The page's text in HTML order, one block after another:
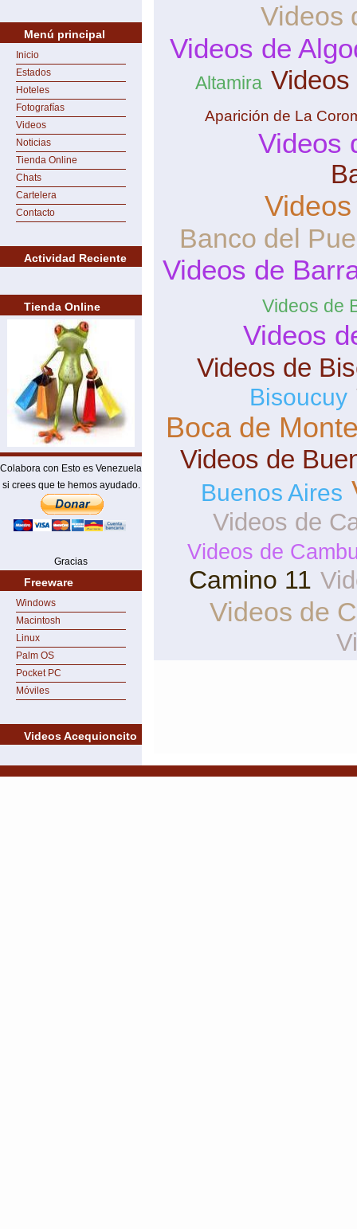
Menú principal
Inicio
Estados
Hoteles
Fotografías
Videos
Noticias
Tienda Online
Chats
Cartelera
Contacto
Actividad Reciente
Tienda Online
Colabora con Esto es Venezuela
si crees que te hemos ayudado.
Gracias
Freeware
Windows
Macintosh
Linux
Palm OS
Pocket PC
Móviles
Videos Acequioncito
Videos
Videos de
Altamira Videos
Aparición de La
Videos
Banco del
Videos de
Videos de
Videos
Videos de
Bisoucuy
Boca de
Videos de
Buenos Aires
Videos de
Videos de
Camino 11
Videos de